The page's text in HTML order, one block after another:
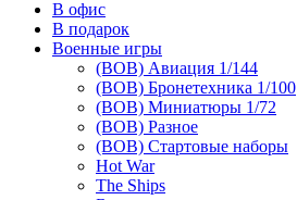
В офис
В подарок
Военные игры
(ВОВ) Авиация 1/144
(ВОВ) Бронетехника 1/100
(ВОВ) Миниатюры 1/72
(ВОВ) Разное
(ВОВ) Стартовые наборы
Hot War
The Ships